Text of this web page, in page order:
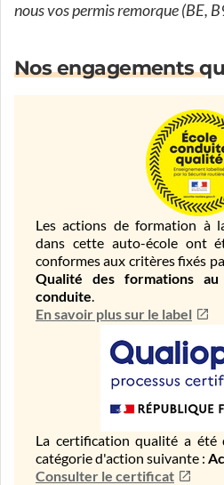
nous vos permis remorque (BE,
Nos engagements
Les actions de formation à
dans cette auto-école ont
conformes aux critères fixés
Qualité des formations
conduite.
En savoir plus sur le label
La certification qualité a
catégorie d'action suivante :
Consulter le certificat